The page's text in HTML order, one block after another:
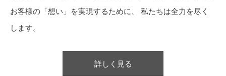
お客様の「想い」を実現するために、 私たちは全力を尽く
します。
詳しく見る